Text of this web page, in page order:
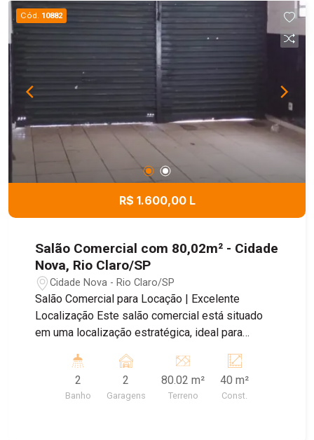
em um local estratégico!
Cód. 10882
R$ 1.600,00 L
Salão Comercial com 80,02m² - Cidade
Nova, Rio Claro/SP
Cidade Nova - Rio Claro/SP
Salão Comercial para Locação | Excelente
Localização Este salão comercial está situado
em uma localização estratégica, ideal para
um amplo salão, proporcionando versatilidade
para adaptações conforme a necessidade da sua
empresa. Além disso, possui dois banheiros para
2
Banho
2
Garagens
80.02 m²
Terreno
40 m²
Const.